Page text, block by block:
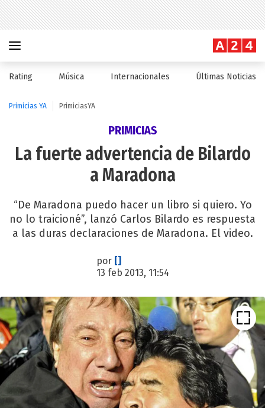
Rating Música Internacionales Últimas Noticias
Primicias YA PrimiciasYA
PRIMICIAS
La fuerte advertencia de Bilardo
a Maradona
“De Maradona puedo hacer un libro si quiero. Yo
no lo traicioné”, lanzó Carlos Bilardo es respuesta
a las duras declaraciones de Maradona. El video.
por []
13 feb 2013, 11:54